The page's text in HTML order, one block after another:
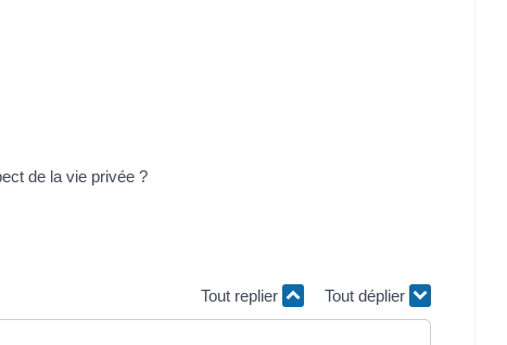
de la vie privée ?
Tout replier
Tout déplier